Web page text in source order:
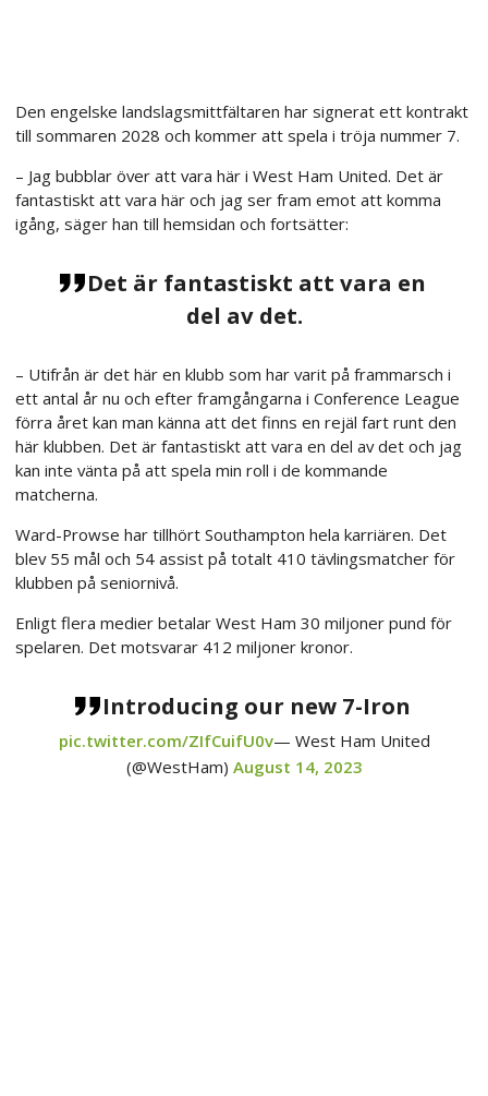
Den engelske landslagsmittfältaren har signerat ett kontrakt
till sommaren 2028 och kommer att spela i tröja nummer 7.
– Jag bubblar över att vara här i West Ham United. Det är
fantastiskt att vara här och jag ser fram emot att komma
igång, säger han till hemsidan och fortsätter:
Det är fantastiskt att vara en
del av det.
– Utifrån är det här en klubb som har varit på frammarsch i
ett antal år nu och efter framgångarna i Conference League
förra året kan man känna att det finns en rejäl fart runt den
här klubben. Det är fantastiskt att vara en del av det och jag
kan inte vänta på att spela min roll i de kommande
matcherna.
Ward-Prowse har tillhört Southampton hela karriären. Det
blev 55 mål och 54 assist på totalt 410 tävlingsmatcher för
klubben på seniornivå.
Enligt flera medier betalar West Ham 30 miljoner pund för
spelaren. Det motsvarar 412 miljoner kronor.
Introducing our new 7-Iron
pic.twitter.com/ZIfCuifU0v— West Ham United
(@WestHam) August 14, 2023